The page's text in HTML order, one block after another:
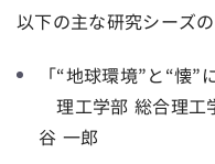
以下の主な研究シーズ
「“地球環境”と“懐”
理工学部 総合理
谷 一郎